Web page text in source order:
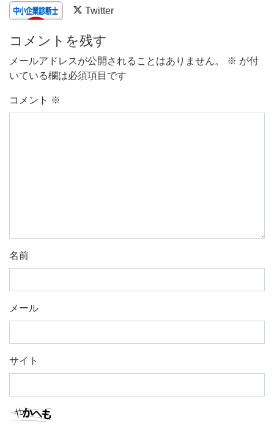
Twitter
コメントを残す
メールアドレスが公開されることはありません。 ※ が付
いている欄は必須項目です
コメント ※
名前
メール
サイト